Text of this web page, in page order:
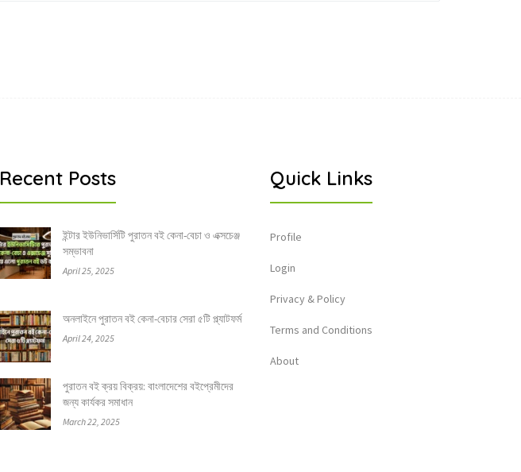
Recent Posts
ইন্টার ইউনিভার্সিটি পুরাতন বই কেনা-বেচা ও এক্সচেঞ্জ
সম্ভাবনা
April 25, 2025
অনলাইনে পুরাতন বই কেনা-বেচার সেরা ৫টি প্ল্যাটফর্ম
April 24, 2025
পুরাতন বই ক্রয় বিক্রয়: বাংলাদেশের বইপ্রেমীদের
জন্য কার্যকর সমাধান
March 22, 2025
Quick Links
Profile
Login
Privacy & Policy
Terms and Conditions
About